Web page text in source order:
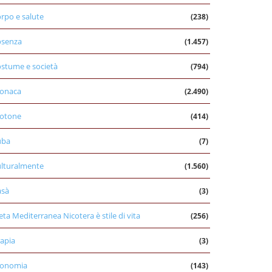
e salute (238)
(1.457)
e società (794)
(2.490)
(414)
(7)
(1.560)
(3)
Mediterranea Nicotera è stile di vita (256)
(3)
(143)